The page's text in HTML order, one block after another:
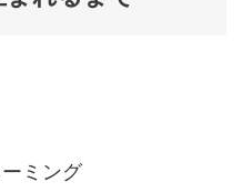
ミング